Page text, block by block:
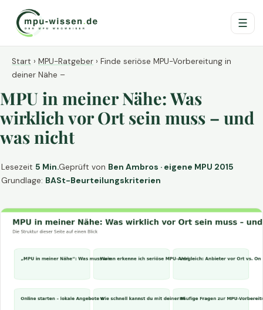
☰
Start › MPU-Ratgeber › Finde seriöse MPU-Vorbereitung in
deiner Nähe –
MPU in meiner Nähe: Was
wirklich vor Ort sein muss – und
was nicht
Lesezeit 5 Min.Geprüft von Ben Ambros · eigene MPU 2015
Grundlage: BASt-Beurteilungskriterien